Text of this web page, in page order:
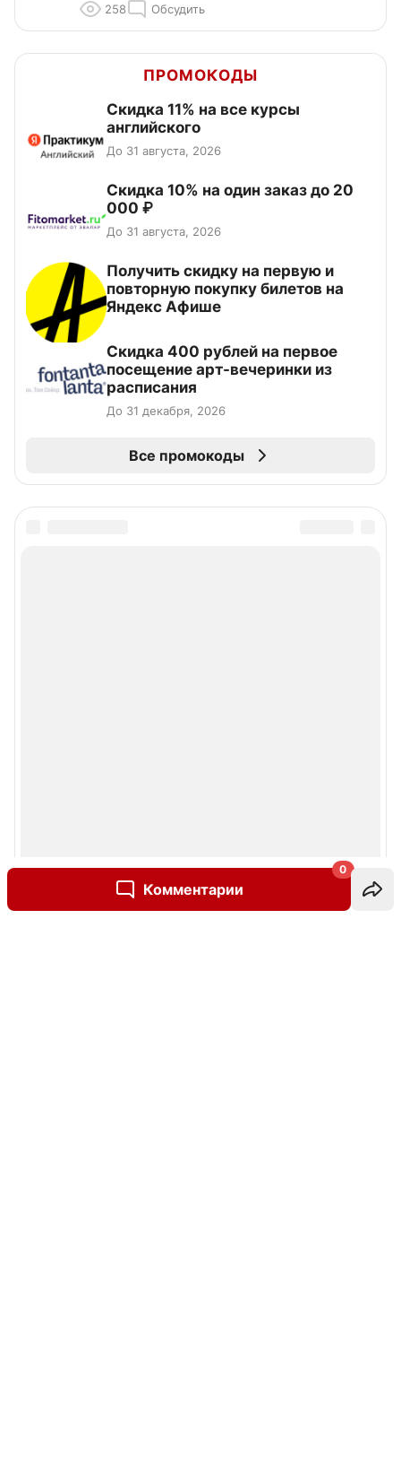
Комментарии
0
258 Обсудить
ПРОМОКОДЫ
Скидка 11% на все курсы
английского
До 31 августа, 2026
Скидка 10% на один заказ до 20
000 ₽
До 31 августа, 2026
Получить скидку на первую и
повторную покупку билетов на
Яндекс Афише
Cкидка 400 рублей на первое
посещение арт-вечеринки из
расписания
До 31 декабря, 2026
Все промокоды